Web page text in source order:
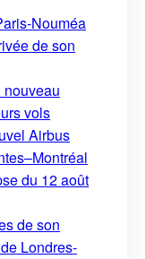
Nouméa
de son
nouveau
vols
Airbus
du 12 août
de son
Londres-